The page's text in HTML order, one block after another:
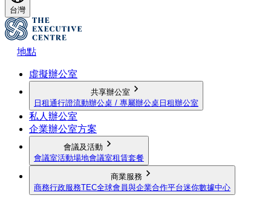
台灣
地點
虛擬辦公室
共享辦公室
日租通行證流動辦公桌 / 專屬辦公桌 日租辦公室
私人辦公室
企業辦公室方案
會議及活動
會議室活動場地會議室租賃套餐
商業服務
商務行政服務TEC全球會員與企業合作平台迷你數據中心